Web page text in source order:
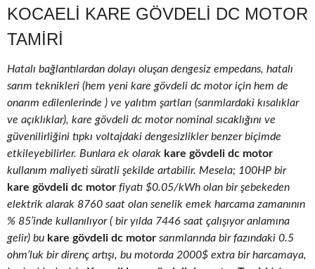
KOCAELI KARE GÖVDELI DC MOTOR
TAMIRI
Hatalı bağlantılardan dolayı oluşan dengesiz empedans, hatalı
sarım teknikleri (hem yeni kare gövdeli dc motor için hem de
onarım edilenlerinde ) ve yalıtım şartları (sarımlardaki kısalıklar
ve açıklıklar), kare gövdeli dc motor nominal sıcaklığını ve
güvenilirliğini tıpkı voltajdaki dengesizlikler benzer biçimde
etkileyebilirler. Bunlara ek olarak kare gövdeli dc motor
kullanım maliyeti süratli şekilde artabilir. Mesela; 100HP bir
kare gövdeli dc motor fiyatı $0.05/kWh olan bir şebekeden
elektrik alarak 8760 saat olan senelik emek harcama zamanının
% 85’inde kullanılıyor ( bir yılda 7446 saat çalışıyor anlamına
gelir) bu kare gövdeli dc motor sarımlarında bir fazındaki 0.5
ohm’luk bir direnç artışı, bu motorda 2000$ extra bir harcamaya,